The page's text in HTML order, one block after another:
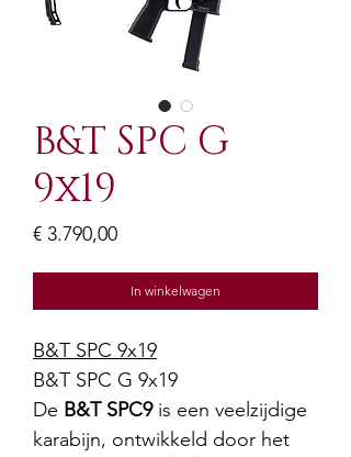
B&T SPC G
9x19
€ 3.790,00Prijs
In winkelwagen
B&T SPC 9x19
B&T SPC G 9x19
De B&T SPC9is een veelzijdige
karabijn, ontwikkeld door het